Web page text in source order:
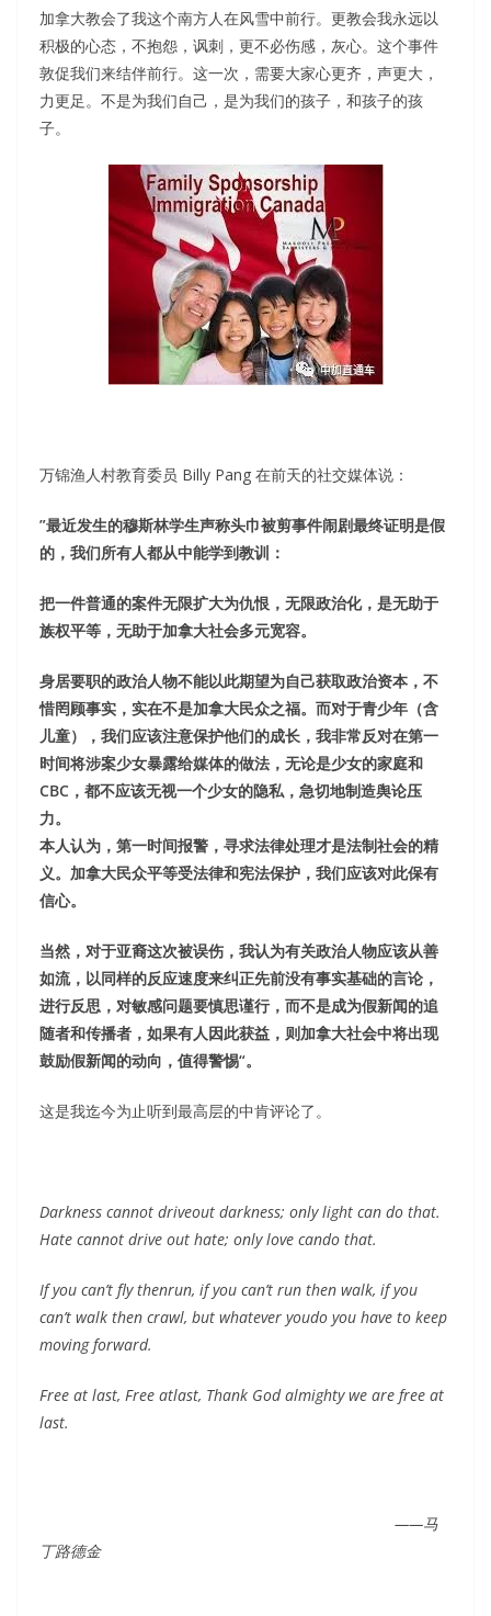
加拿大教会了我这个南方人在风雪中前行。更教会我永远以
积极的心态，不抱怨，讽刺，更不必伤感，灰心。这个事件
敦促我们来结伴前行。这一次，需要大家心更齐，声更大，
力更足。不是为我们自己，是为我们的孩子，和孩子的孩
子。
万锦渔人村教育委员 Billy Pang 在前天的社交媒体说：
”最近发生的穆斯林学生声称头巾被剪事件闹剧最终证明是假
的，我们所有人都从中能学到教训：
把一件普通的案件无限扩大为仇恨，无限政治化，是无助于
族权平等，无助于加拿大社会多元宽容。
身居要职的政治人物不能以此期望为自己获取政治资本，不
惜罔顾事实，实在不是加拿大民众之福。而对于青少年（含
儿童），我们应该注意保护他们的成长，我非常反对在第一
时间将涉案少女暴露给媒体的做法，无论是少女的家庭和
CBC，都不应该无视一个少女的隐私，急切地制造舆论压
力。
本人认为，第一时间报警，寻求法律处理才是法制社会的精
义。加拿大民众平等受法律和宪法保护，我们应该对此保有
信心。
当然，对于亚裔这次被误伤，我认为有关政治人物应该从善
如流，以同样的反应速度来纠正先前没有事实基础的言论，
进行反思，对敏感问题要慎思谨行，而不是成为假新闻的追
随者和传播者，如果有人因此获益，则加拿大社会中将出现
鼓励假新闻的动向，值得警惕“。
这是我迄今为止听到最高层的中肯评论了。
Darkness cannot driveout darkness; only light can do that.
Hate cannot drive out hate; only love cando that.
If you can’t fly thenrun, if you can’t run then walk, if you
can’t walk then crawl, but whatever youdo you have to keep
moving forward.
Free at last, Free atlast, Thank God almighty we are free at
last.
——马
丁路德金